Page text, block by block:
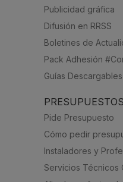
Publicidad gráfica
Difusión en RRSS
Boletines de
Pack Adhesión
Guías Descargables
PRESUPUESTOS
Pide Presupuesto
Cómo pedir
Instaladores y
Servicios Técnicos